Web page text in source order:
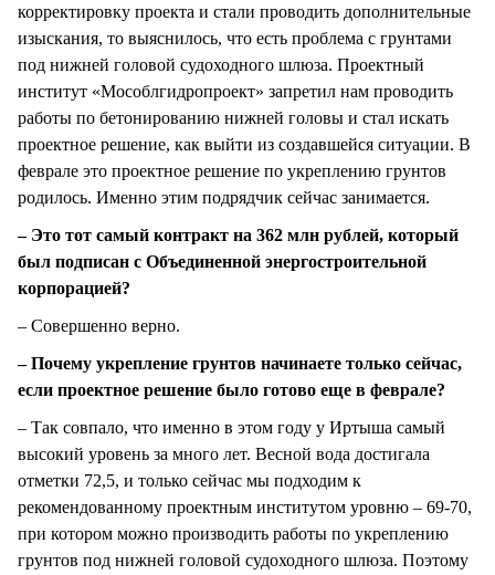
корректировку проекта и стали проводить дополнительные
изыскания, то выяснилось, что есть проблема с грунтами
под нижней головой судоходного шлюза. Проектный
институт «Мособлгидропроект» запретил нам проводить
работы по бетонированию нижней головы и стал искать
проектное решение, как выйти из создавшейся ситуации. В
феврале это проектное решение по укреплению грунтов
родилось. Именно этим подрядчик сейчас занимается.
– Это тот самый контракт на 362 млн рублей, который
был подписан с Объединенной энергостроительной
корпорацией?
– Совершенно верно.
– Почему укрепление грунтов начинаете только сейчас,
если проектное решение было готово еще в феврале?
– Так совпало, что именно в этом году у Иртыша самый
высокий уровень за много лет. Весной вода достигала
отметки 72,5, и только сейчас мы подходим к
рекомендованному проектным институтом уровню – 69-70,
при котором можно производить работы по укреплению
грунтов под нижней головой судоходного шлюза. Поэтому